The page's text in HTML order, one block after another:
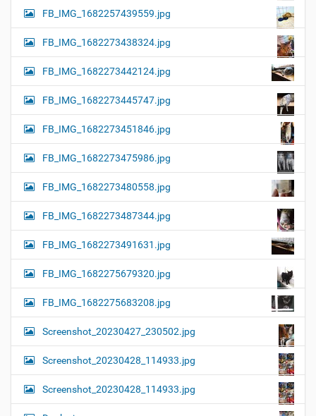
FB_IMG_1682257439559.jpg
FB_IMG_1682273438324.jpg
FB_IMG_1682273442124.jpg
FB_IMG_1682273445747.jpg
FB_IMG_1682273451846.jpg
FB_IMG_1682273475986.jpg
FB_IMG_1682273480558.jpg
FB_IMG_1682273487344.jpg
FB_IMG_1682273491631.jpg
FB_IMG_1682275679320.jpg
FB_IMG_1682275683208.jpg
Screenshot_20230427_230502.jpg
Screenshot_20230428_114933.jpg
Screenshot_20230428_114933.jpg